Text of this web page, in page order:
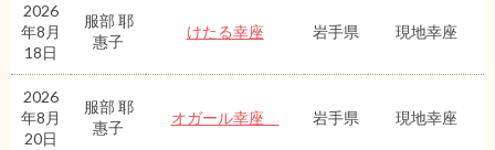
2026
年8月
18日
服部 耶
惠子
けたる幸座 岩手県 現地幸座
2026
年8月
20日
服部 耶
惠子
オガール幸座 岩手県 現地幸座